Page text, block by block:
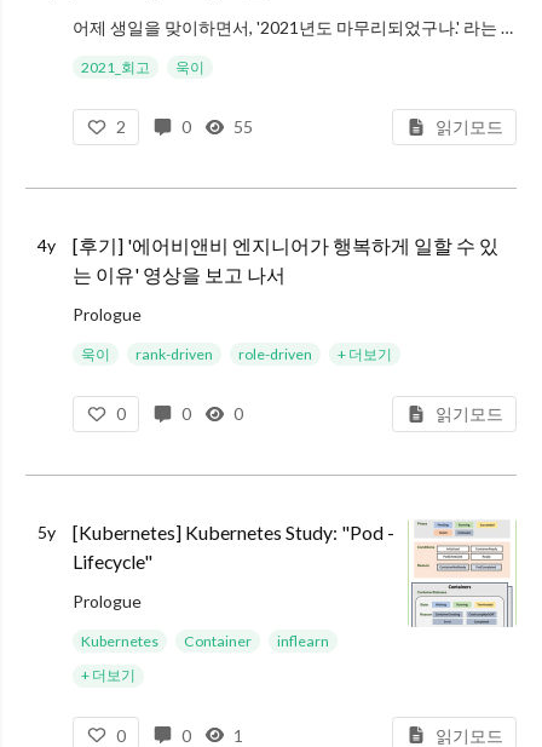
어제 생일을 맞이하면서, '2021년도 마무리되었구나.' 라는 생각이 들었다.
그리고 몇 해동안 묵혀왔던 '회고'를 작성할 시간이 되었다고 느꼈다. 아직 종식되지 않은 코로나가 오미크론을 이끌고 다시 기승을 부리고 있지만, 계속해
2021_회고 욱이
2 0 55 읽기모드
4y
[후기] '에어비앤비 엔지니어가 행복하게 일할 수 있
는 이유' 영상을 보고 나서
Prologue
8월 1일 이후, 블로그에 포스트를 올리지 못했습니다. 개인적인 성장을 위해 바쁘게 살다보니 생각을 정리할 새도 없었던 것 같습니다.
욱이 rank-driven role-driven + 더보기
0 0 0 읽기모드
5y
[Kubernetes] Kubernetes Study: "Pod -
Lifecycle"
Prologue
본 포스트는 인프런 쿠버네티스 스터디 그룹에서 진행하는 스터디 자료의 일환으로 작성하였습니다. 기본적으론 [대세는 쿠버네티스] 강의를 보고 내용을 정리합니다. 그리고 제 경험이나 이해를 곁들여 포스트를 작성했습니
Kubernetes Container
inflearn
+ 더보기
0 0 1 읽기모드